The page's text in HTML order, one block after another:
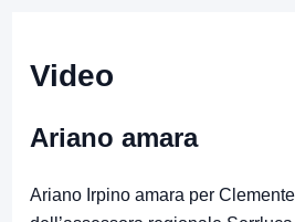
Video
Ariano amara
Ariano Irpino amara per